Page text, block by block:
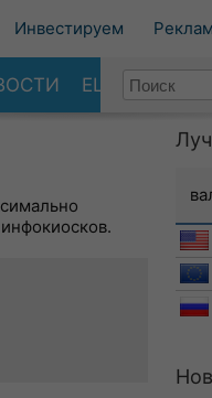
Инвестируем
ЕЩЕ